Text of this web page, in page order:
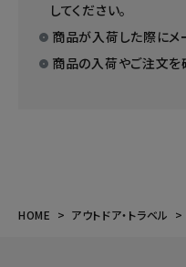
してください。
商品が入荷した際にメ
商品の入荷やご注文を
HOME アウトドア・トラベル